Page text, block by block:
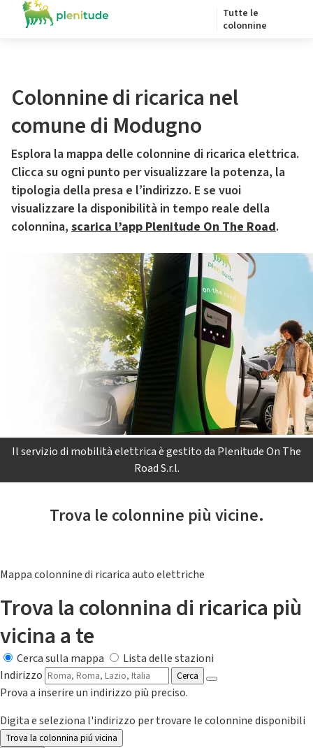
Tutte le
colonnine
Colonnine di ricarica nel
comune di Modugno
Esplora la mappa delle colonnine di ricarica elettrica.
Clicca su ogni punto per visualizzare la potenza, la
tipologia della presa e l’indirizzo. E se vuoi
visualizzare la disponibilità in tempo reale della
colonnina, scarica l’app Plenitude On The Road.
Il servizio di mobilità elettrica è gestito da Plenitude On The
Road S.r.l.
Trova le colonnine più vicine.
Mappa colonnine di ricarica auto elettriche
Trova la colonnina di ricarica più
vicina a te
Cerca sulla mappa
Lista delle stazioni
Indirizzo
Cerca
Prova a inserire un indirizzo più preciso.
Digita e seleziona l'indirizzo per trovare le colonnine disponibili
Trova la colonnina piú vicina